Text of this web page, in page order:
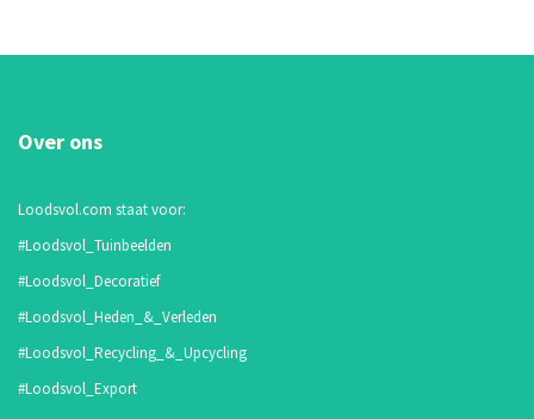
Over ons
Loodsvol.com staat voor:
#Loodsvol_Tuinbeelden
#Loodsvol_Decoratief
#Loodsvol_Heden_&_Verleden
#Loodsvol_Recycling_&_Upcycling
#Loodsvol_Export